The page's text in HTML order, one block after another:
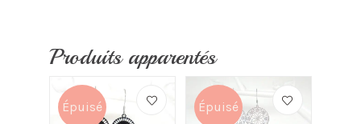
Produits apparentés
Épuisé Épuisé